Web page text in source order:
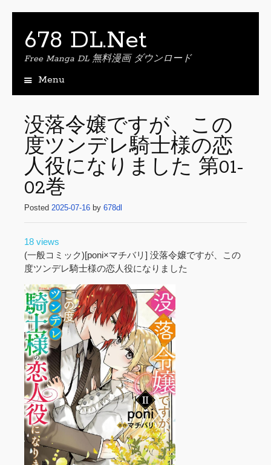
678 DL.Net
Free Manga DL 無料漫画 ダウンロード
Menu
p
t
o
c
o
n
t
t
没落令嬢ですが、この
度ツンデレ騎士様の恋
人役になりました 第01-
02巻
Posted 2025-07-16 by 678dl
18 views
(一般コミック)[poni×マチバリ] 没落令嬢ですが、この
度ツンデレ騎士様の恋人役になりました